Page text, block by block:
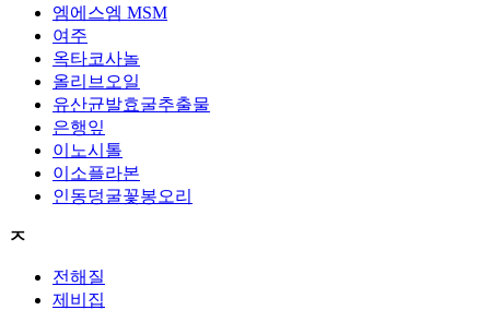
엠에스엠 MSM
여주
옥타코사놀
올리브오일
유산균발효굴추출물
은행잎
이노시톨
이소플라본
인동덩굴꽃봉오리
ㅈ
전해질
제비집